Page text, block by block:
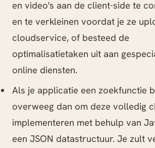
en video's aan de client-side te
en te verkleinen voordat je ze
cloudservice, of besteed de
optimalisatietaken uit aan
online diensten.
Als je applicatie een zoekfunctie
overweeg dan om deze volledig
implementeren met behulp van
een JSON datastructuur. Je zult